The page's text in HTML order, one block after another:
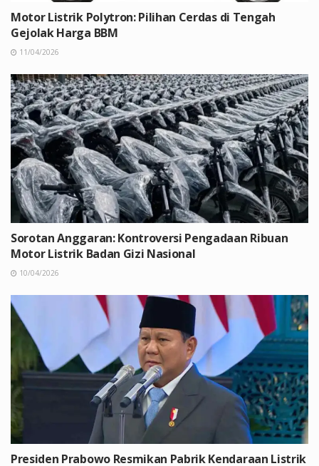
Motor Listrik Polytron: Pilihan Cerdas di Tengah
Gejolak Harga BBM
11/04/2026
Sorotan Anggaran: Kontroversi Pengadaan Ribuan
Motor Listrik Badan Gizi Nasional
10/04/2026
Presiden Prabowo Resmikan Pabrik Kendaraan Listrik